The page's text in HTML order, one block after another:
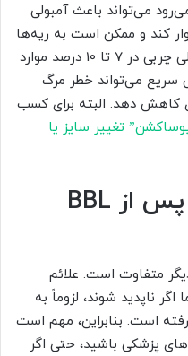
می‌تواند باعث آمبولی
کند و ممکن است به ریه‌ها
و سایر اندام‌ها آسیب برساند. آمبولی چربی در 7 تا 10 درصد موارد
سریع می‌تواند خطر مرگ
کاهش دهد. البته برای کسب
تغییر سایز یا
علائم آمبولی چربی پس از BBL
متفاوت است. علائم
ناپدید شوند، لزوماً به
است. بنابراین، مهم است
پزشکی باشید، حتی اگر